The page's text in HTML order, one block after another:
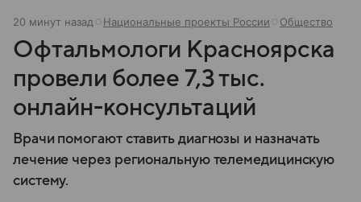
20 минут назад Национальные проекты России Общество
Офтальмологи Красноярска
провели более 7,3 тыс.
онлайн-консультаций
Врачи помогают ставить диагнозы и назначать
лечение через региональную телемедицинскую
систему.